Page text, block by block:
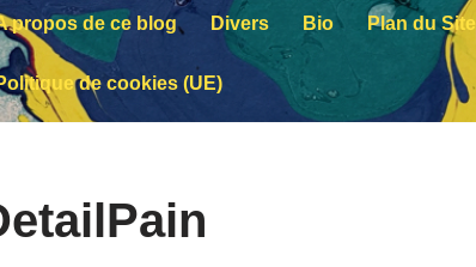
propos de ce blog Divers Bio Plan du Site
de cookies (UE)